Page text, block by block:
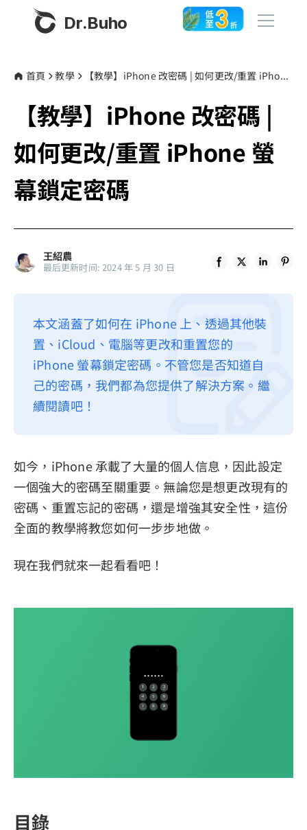
Dr.Buho
產品
BuhoCleaner
BuhoUnlocker
BuhoRepair
BuhoLaunchpad
商店
部落格
隱私權政策
服務條款
退款政策
首頁 教學 【教學】iPhone 改密碼 | 如何更改/重置 iPhone 螢幕鎖定密碼
【教學】iPhone 改密碼 |
如何更改/重置 iPhone 螢
幕鎖定密碼
王紹農
最后更新时间: 2024 年 5 月 30 日
本文涵蓋了如何在 iPhone 上、透過其他裝
置、iCloud、電腦等更改和重置您的
iPhone 螢幕鎖定密碼。不管您是否知道自
己的密碼，我們都為您提供了解決方案。繼
續閱讀吧！
如今，iPhone 承載了大量的個人信息，因此設定
一個強大的密碼至關重要。無論您是想更改現有的
密碼、重置忘記的密碼，還是增強其安全性，這份
全面的教學將教您如何一步步地做。
現在我們就來一起看看吧！
目錄